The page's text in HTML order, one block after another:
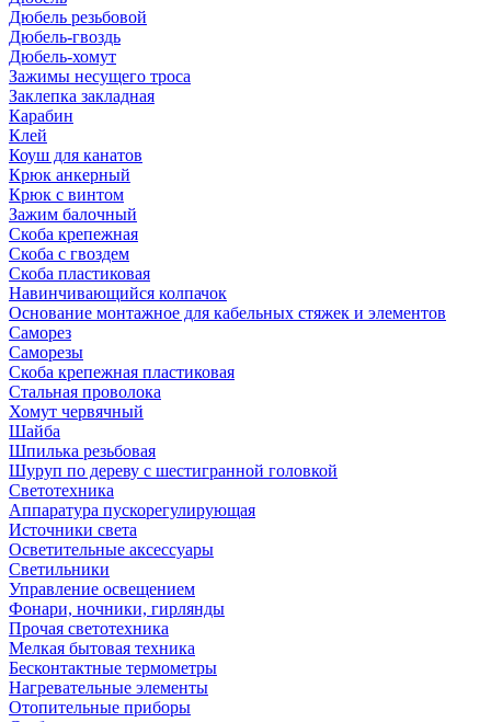
Дюбель резьбовой
Дюбель-гвоздь
Дюбель-хомут
Зажимы несущего троса
Заклепка закладная
Карабин
Клей
Коуш для канатов
Крюк анкерный
Крюк с винтом
Зажим балочный
Скоба крепежная
Скоба с гвоздем
Скоба пластиковая
Навинчивающийся колпачок
Основание монтажное для кабельных стяжек и элементов
Саморез
Саморезы
Скоба крепежная пластиковая
Стальная проволока
Хомут червячный
Шайба
Шпилька резьбовая
Шуруп по дереву с шестигранной головкой
Светотехника
Аппаратура пускорегулирующая
Источники света
Осветительные аксессуары
Светильники
Управление освещением
Фонари, ночники, гирлянды
Прочая светотехника
Мелкая бытовая техника
Бесконтактные термометры
Нагревательные элементы
Отопительные приборы